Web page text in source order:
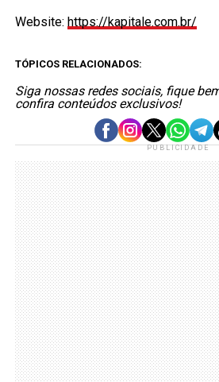
Website: https://kapitale.com.br/
TÓPICOS RELACIONADOS:
Siga nossas redes sociais, fique
confira conteúdos exclusivos!
PUBLICIDADE